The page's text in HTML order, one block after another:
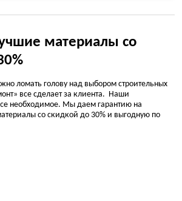
материалы со
ломать голову над выбором строительных
все сделает за клиента. Наши
необходимое. Мы даем гарантию на
со скидкой до 30% и выгодную по